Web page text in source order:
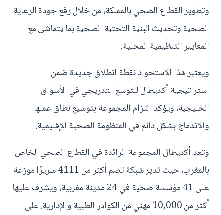
وتطوير القطاع الصحي بالمملكة، من خلال رفع جودة الرعاية
الصحية وتحديث البنية التحتية الصحية بما يتماشى مع
المعايير التنظيمية المحلية.
ويعتبر هذا الاستحواذ نقطة انطلاق جديدة ضمن
استراتيجية أكديطال للتوسع التدريجي في الأسواق
الخليجية، ويؤكد التزام المجموعة بتوسيع نطاق عملها
والاندماج بشكل دائم في المنظومة الصحية الإقليمية.
وتعد أكديطال المجموعة الرائدة في القطاع الصحي الخاص
بالمغرب، حيث تدير شبكة تضم أكثر من 4111 سريرًا موزعة
على 41 مؤسسة صحية في 24 مدينة مغربية، ويشرف عليها
أكثر من 10,000 مهني من الكوادر الطبية والإدارية. على